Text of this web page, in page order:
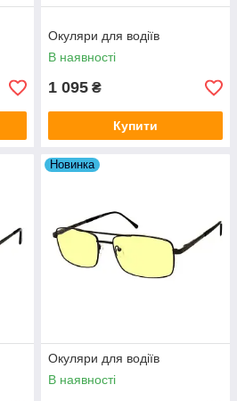
Окуляри для водіїв
В наявності
1 095 ₴
Купити
Новинка
Окуляри для водіїв
В наявності